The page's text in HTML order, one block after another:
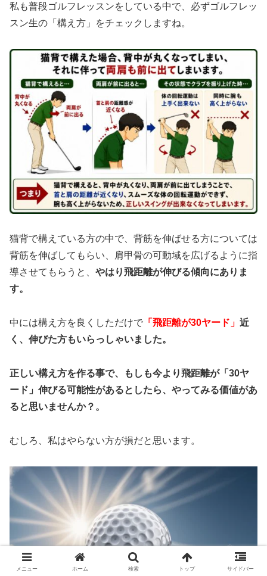
私も普段ゴルフレッスンをしている中で、必ずゴルフレッ
スン生の「構え方」をチェックしますね。
猫背で構えている方の中で、背筋を伸ばせる方については
背筋を伸ばしてもらい、肩甲骨の可動域を広げるように指
導させてもらうと、 やはり飛距離が伸びる傾向にありま
す。
中には構え方を良くしただけで 「飛距離が30ヤード」 近
く、伸びた方もいらっしゃいました。
正しい構え方を作る事で、もしも今より飛距離が「30ヤ
ード」伸びる可能性があるとしたら、やってみる価値があ
ると思いませんか？。
むしろ、私はやらない方が損だと思います。
メニュー ホーム 検索 トップ サイドバー